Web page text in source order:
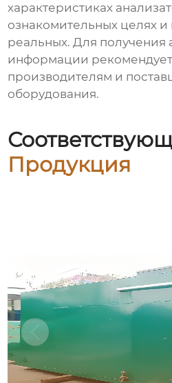
характеристиках
ознакомительных целях и
реальных. Для получения
информации
производителям и
оборудования.
Продукция